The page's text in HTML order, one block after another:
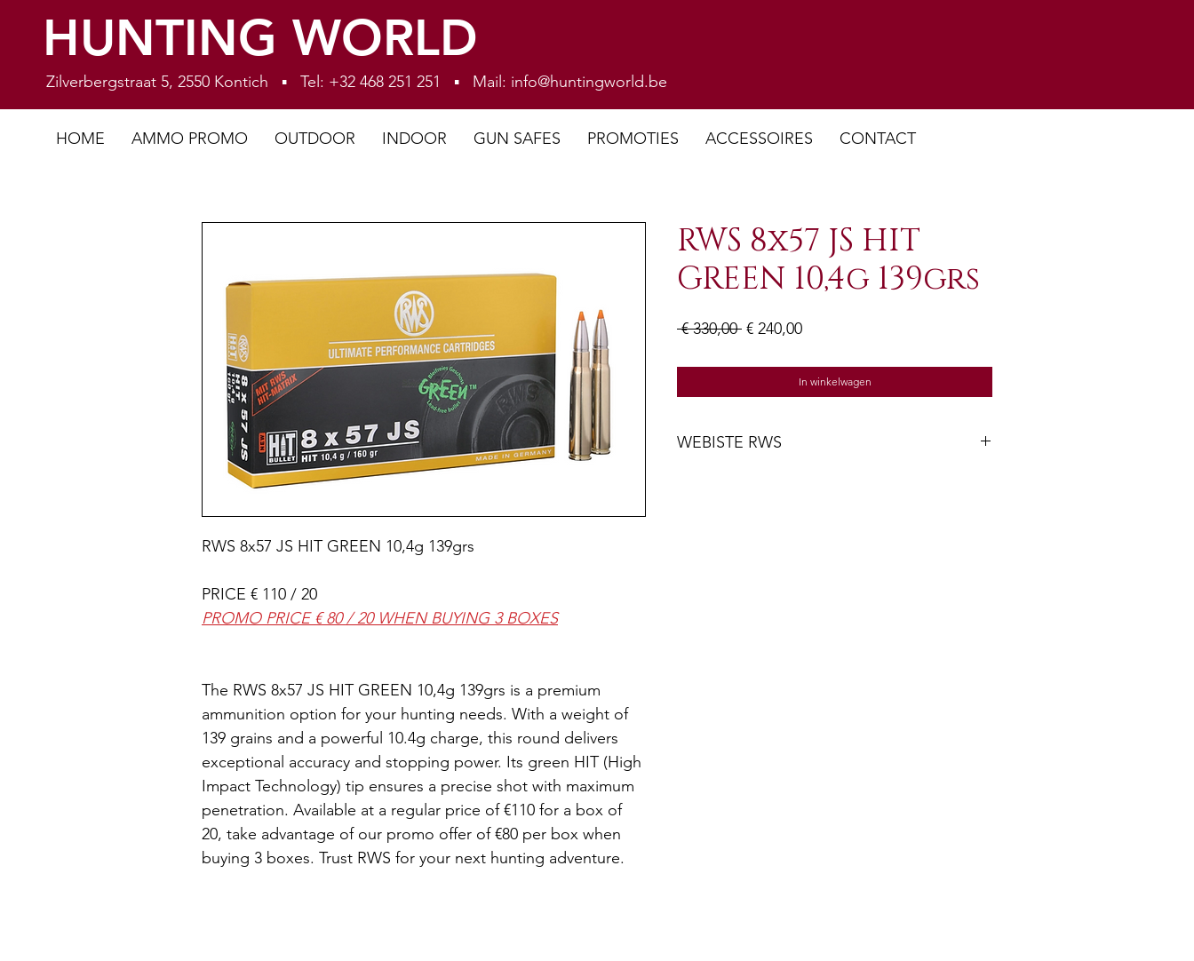
Zilverbergstraat 5, 2550 Kontich ▪ Tel: +32 468 251 251 ▪ Mail: info@huntingworld.be
HUNTING WORLD
HOME AMMO PROMO OUTDOOR INDOOR GUN SAFES PROMOTIES ACCESSOIRES CONTACT
RWS 8x57 JS HIT GREEN 10,4g 139grs
PRICE € 110 / 20
PROMO PRICE € 80 / 20 WHEN BUYING 3 BOXES
The RWS 8x57 JS HIT GREEN 10,4g 139grs is a premium
ammunition option for your hunting needs. With a weight of
139 grains and a powerful 10.4g charge, this round delivers
exceptional accuracy and stopping power. Its green HIT (High
Impact Technology) tip ensures a precise shot with maximum
penetration. Available at a regular price of €110 for a box of
20, take advantage of our promo offer of €80 per box when
buying 3 boxes. Trust RWS for your next hunting adventure.
RWS 8x57 JS HIT
GREEN 10,4g 139grs
€ 330,00 Normale
€ 240,00Verkoopprijs
In winkelwagen
WEBISTE RWS